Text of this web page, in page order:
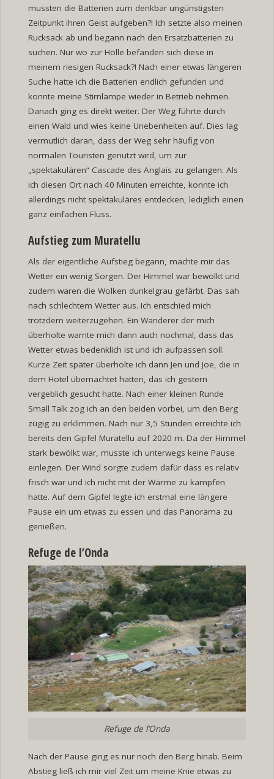
mussten die Batterien zum denkbar ungünstigsten
Zeitpunkt ihren Geist aufgeben?! Ich setzte also meinen
Rucksack ab und begann nach den Ersatzbatterien zu
suchen. Nur wo zur Hölle befanden sich diese in
meinem riesigen Rucksack?! Nach einer etwas längeren
Suche hatte ich die Batterien endlich gefunden und
konnte meine Stirnlampe wieder in Betrieb nehmen.
Danach ging es direkt weiter. Der Weg führte durch
einen Wald und wies keine Unebenheiten auf. Dies lag
vermutlich daran, dass der Weg sehr häufig von
normalen Touristen genutzt wird, um zur
„spektakulären“ Cascade des Anglais zu gelangen. Als
ich diesen Ort nach 40 Minuten erreichte, konnte ich
allerdings nicht spektakuläres entdecken, lediglich einen
ganz einfachen Fluss.
Aufstieg zum Muratellu
Als der eigentliche Aufstieg begann, machte mir das
Wetter ein wenig Sorgen. Der Himmel war bewölkt und
zudem waren die Wolken dunkelgrau gefärbt. Das sah
nach schlechtem Wetter aus. Ich entschied mich
trotzdem weiterzugehen. Ein Wanderer der mich
überholte warnte mich dann auch nochmal, dass das
Wetter etwas bedenklich ist und ich aufpassen soll.
Kurze Zeit später überholte ich dann Jen und Joe, die in
dem Hotel übernachtet hatten, das ich gestern
vergeblich gesucht hatte. Nach einer kleinen Runde
Small Talk zog ich an den beiden vorbei, um den Berg
zügig zu erklimmen. Nach nur 3,5 Stunden erreichte ich
bereits den Gipfel Muratellu auf 2020 m. Da der Himmel
stark bewölkt war, musste ich unterwegs keine Pause
einlegen. Der Wind sorgte zudem dafür dass es relativ
frisch war und ich nicht mit der Wärme zu kämpfen
hatte. Auf dem Gipfel legte ich erstmal eine längere
Pause ein um etwas zu essen und das Panorama zu
genießen.
Refuge de l’Onda
Refuge de l’Onda
Nach der Pause ging es nur noch den Berg hinab. Beim
Abstieg ließ ich mir viel Zeit um meine Knie etwas zu